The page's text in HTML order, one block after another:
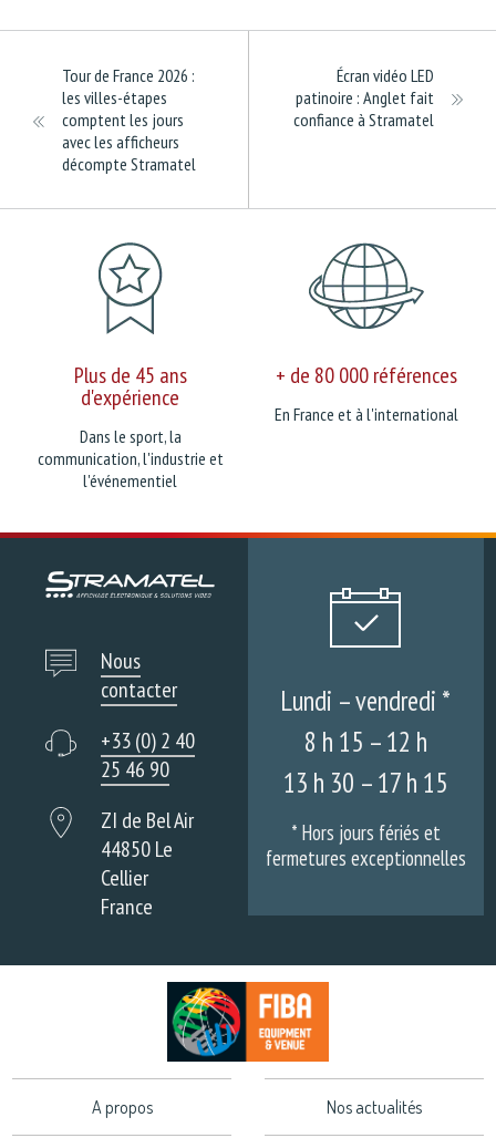
Tour de France 2026 :
les villes-étapes
comptent les jours
avec les afficheurs
décompte Stramatel
Écran vidéo LED
patinoire : Anglet fait
confiance à Stramatel
Plus de 45 ans
d'expérience
Dans le sport, la
communication, l'industrie et
l'événementiel
+ de 80 000 références
En France et à l'international
Nous
contacter
+33 (0) 2 40
25 46 90
ZI de Bel Air
44850 Le
Cellier
France
Lundi – vendredi *
8 h 15 – 12 h
13 h 30 – 17 h 15
* Hors jours fériés et
fermetures exceptionnelles
A propos Nos actualités